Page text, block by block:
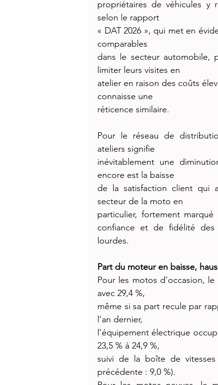
propriétaires de véhicules y
selon le rapport
« DAT 2026 », qui met en
comparables
dans le secteur automobile,
limiter leurs visites en
atelier en raison des coûts
connaisse une
réticence similaire.
Pour le réseau de
ateliers signifie
inévitablement une
encore est la baisse
de la satisfaction client qui
secteur de la moto en
particulier, fortement
confiance et de fidélité des
lourdes.
Part du moteur en baisse,
Pour les motos d’occasion,
avec 29,4 %,
même si sa part recule par
l’an dernier,
l’équipement électrique
23,5 % à 24,9 %,
suivi de la boîte de
précédente : 9,0 %).